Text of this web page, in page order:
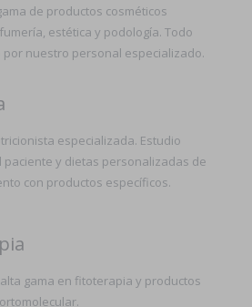
de productos cosméticos
estética y podología. Todo
nuestro personal especializado.
especializada. Estudio
paciente y dietas personalizadas de
con productos específicos.
gama en fitoterapia y productos